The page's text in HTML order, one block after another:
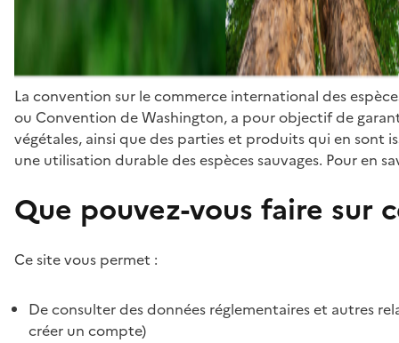
La convention sur le commerce international des
ou Convention de Washington, a pour objectif de
végétales, ainsi que des parties et produits qui en sont
une utilisation durable des espèces sauvages. Pour en
Que pouvez-vous faire sur
Ce site vous permet :
De consulter des données réglementaires et autres
créer un compte)